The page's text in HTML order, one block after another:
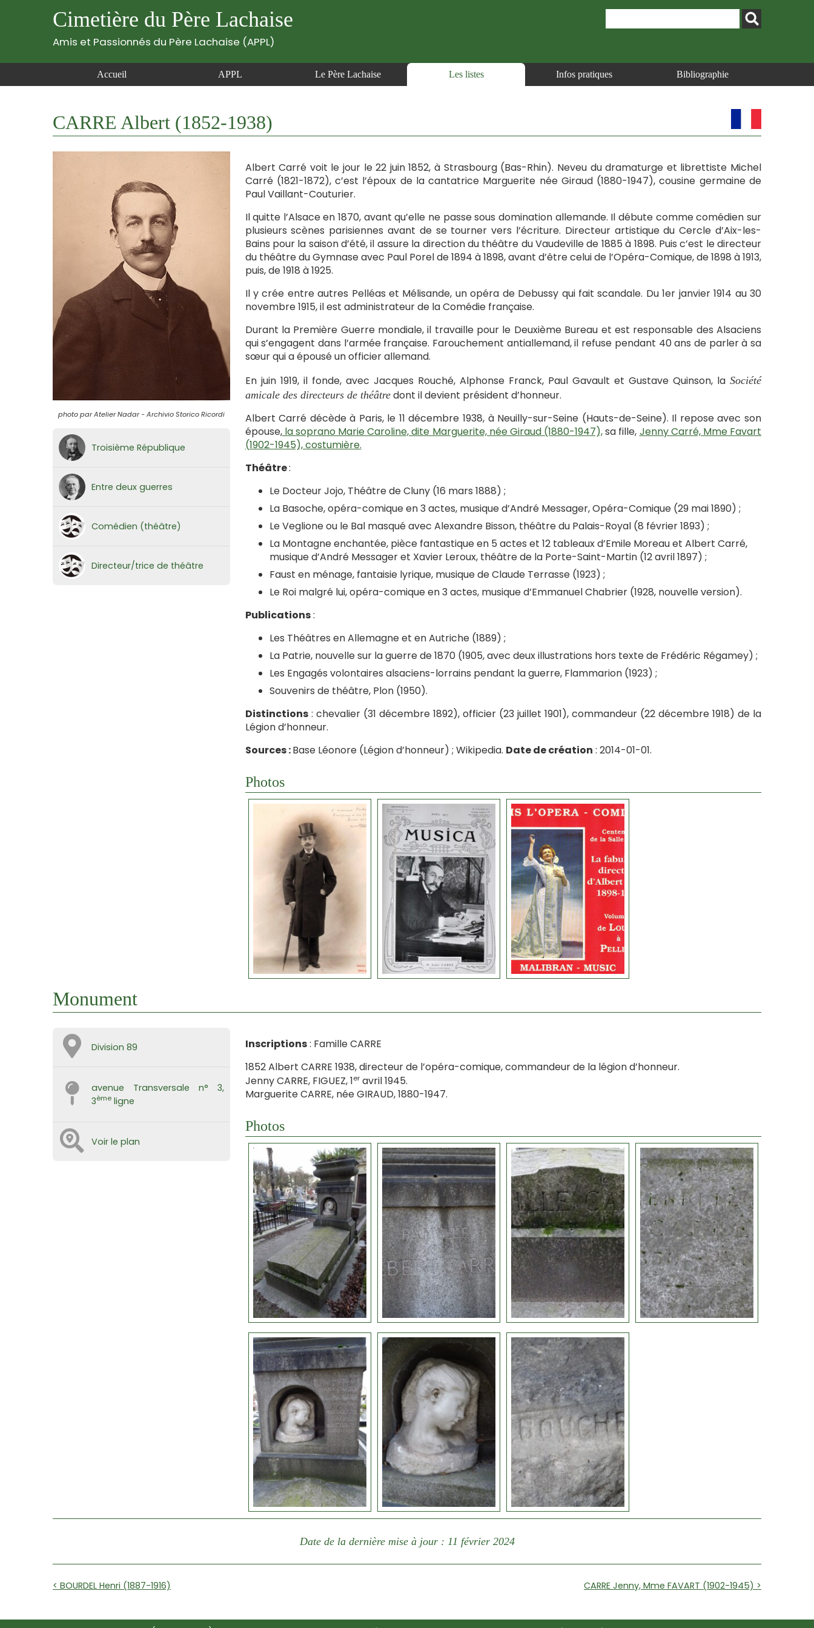
Cimetière du Père Lachaise
Amis et Passionnés du Père Lachaise (APPL)
Accueil APPL Le Père Lachaise Les listes Infos pratiques Bibliographie
CARRE Albert (1852-1938)
photo par Atelier Nadar - Archivio Storico Ricordi
Troisième République
Entre deux guerres
Comédien (théâtre)
Directeur/trice de théâtre
Albert Carré voit le jour le 22 juin 1852, à Strasbourg (Bas-Rhin). Neveu du dramaturge et librettiste Michel
Carré (1821-1872), c’est l’époux de la cantatrice Marguerite née Giraud (1880-1947), cousine germaine de
Paul Vaillant-Couturier.
Il quitte l’Alsace en 1870, avant qu’elle ne passe sous domination allemande. Il débute comme comédien sur
plusieurs scènes parisiennes avant de se tourner vers l’écriture. Directeur artistique du Cercle d’Aix-les-
Bains pour la saison d’été, il assure la direction du théâtre du Vaudeville de 1885 à 1898. Puis c’est le directeur
du théâtre du Gymnase avec Paul Porel de 1894 à 1898, avant d’être celui de l’Opéra-Comique, de 1898 à 1913,
puis, de 1918 à 1925.
Il y crée entre autres Pelléas et Mélisande, un opéra de Debussy qui fait scandale. Du 1er janvier 1914 au 30
novembre 1915, il est administrateur de la Comédie française.
Durant la Première Guerre mondiale, il travaille pour le Deuxième Bureau et est responsable des Alsaciens
qui s’engagent dans l’armée française. Farouchement antiallemand, il refuse pendant 40 ans de parler à sa
sœur qui a épousé un officier allemand.
En juin 1919, il fonde, avec Jacques Rouché, Alphonse Franck, Paul Gavault et Gustave Quinson, la Société
amicale des directeurs de théâtredont il devient président d’honneur.
Albert Carré décède à Paris, le 11 décembre 1938, à Neuilly-sur-Seine (Hauts-de-Seine). Il repose avec son
épouse,la soprano Marie Caroline, dite Marguerite, née Giraud (1880-1947),sa fille, Jenny Carré, Mme Favart
(1902-1945), costumière.
Théâtre:
Le Docteur Jojo, Théâtre de Cluny (16 mars 1888) ;
La Basoche, opéra-comique en 3 actes, musique d’André Messager, Opéra-Comique (29 mai 1890) ;
Le Veglione ou le Bal masqué avec Alexandre Bisson, théâtre du Palais-Royal (8 février 1893) ;
La Montagne enchantée, pièce fantastique en 5 actes et 12 tableaux d’Emile Moreau et Albert Carré,
musique d’André Messager et Xavier Leroux, théâtre de la Porte-Saint-Martin (12 avril 1897) ;
Faust en ménage, fantaisie lyrique, musique de Claude Terrasse (1923) ;
Le Roi malgré lui, opéra-comique en 3 actes, musique d’Emmanuel Chabrier (1928, nouvelle version).
Publications:
Les Théâtres en Allemagne et en Autriche (1889) ;
La Patrie, nouvelle sur la guerre de 1870 (1905, avec deux illustrations hors texte de Frédéric Régamey) ;
Les Engagés volontaires alsaciens-lorrains pendant la guerre, Flammarion (1923) ;
Souvenirs de théâtre, Plon (1950).
Distinctions: chevalier (31 décembre 1892), officier (23 juillet 1901), commandeur (22 décembre 1918) de la
Légion d’honneur.
Sources :Base Léonore (Légion d’honneur) ; Wikipedia. Date de création : 2014-01-01.
Photos
Monument
Division 89
avenue Transversale n° 3,
3ème ligne
Voir le plan
Inscriptions: Famille CARRE
1852 Albert CARRE 1938, directeur de l’opéra-comique, commandeur de la légion d’honneur.
Jenny CARRE, FIGUEZ, 1eravril 1945.
Marguerite CARRE, née GIRAUD, 1880-1947.
Photos
Date de la dernière mise à jour : 11 février 2024
< BOURDEL Henri (1887-1916) CARRE Jenny, Mme FAVART (1902-1945) >